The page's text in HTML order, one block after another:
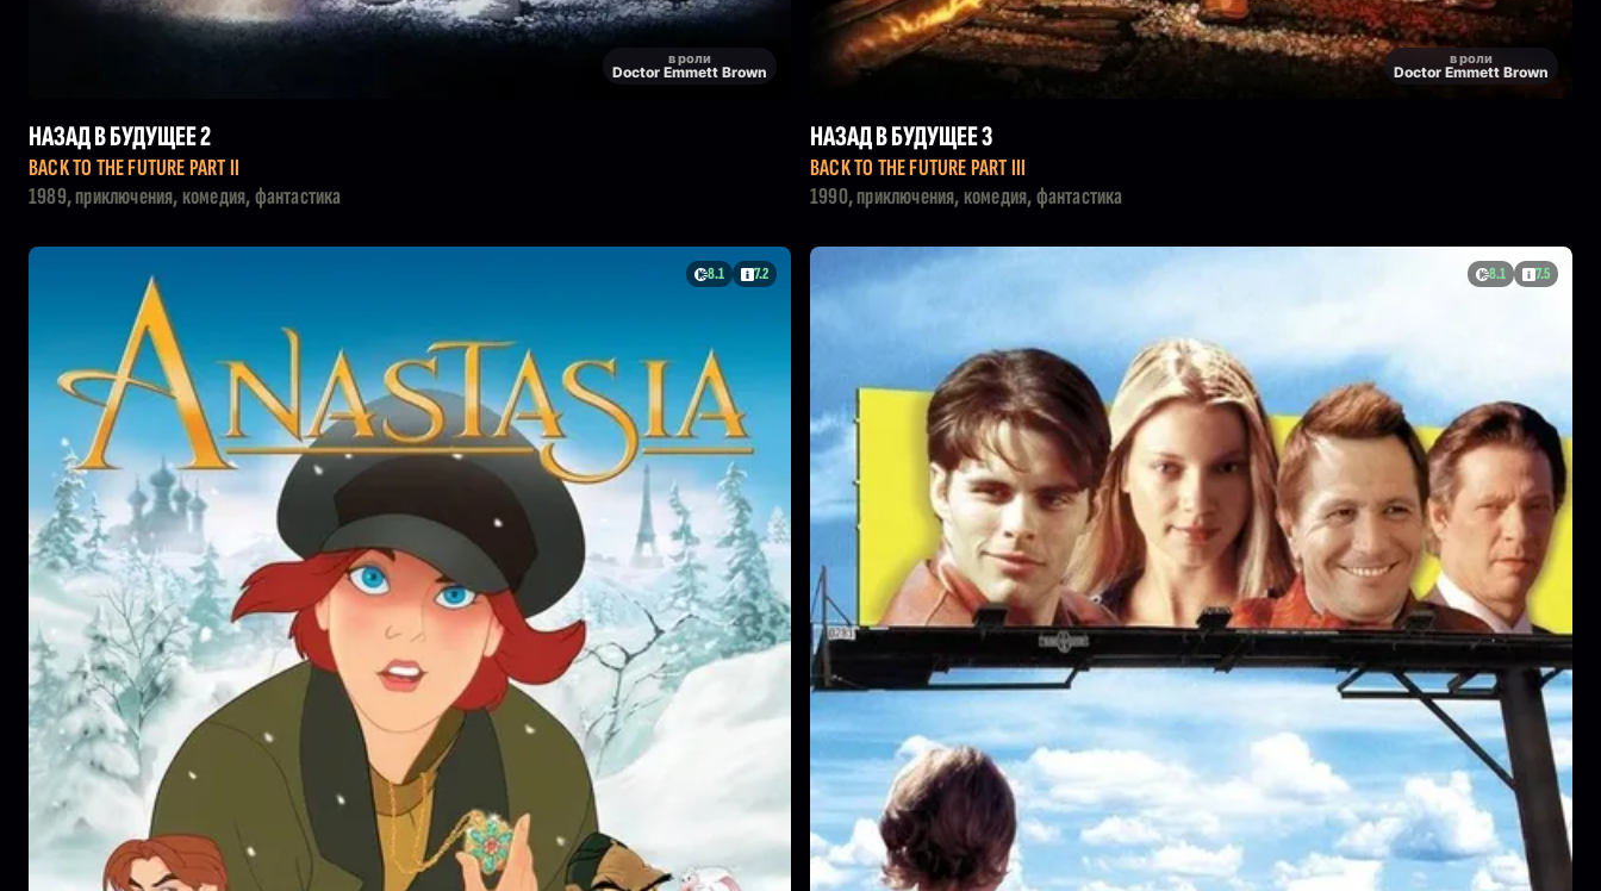
в роли
Doctor Emmett Brown
НАЗАД В БУДУЩЕЕ 2
BACK TO THE FUTURE PART II
1989, приключения, комедия, фантастика
в роли
Doctor Emmett Brown
НАЗАД В БУДУЩЕЕ 3
BACK TO THE FUTURE PART III
1990, приключения, комедия, фантастика
8.1 7.2 8.1 7.5